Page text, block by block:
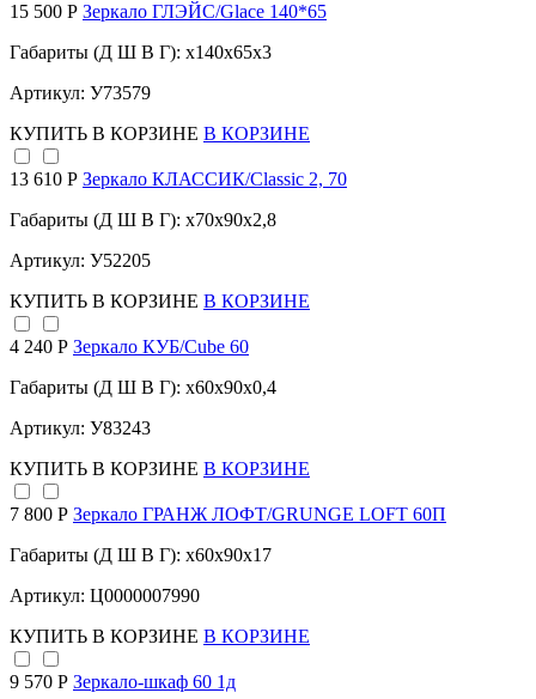
15 500 Р Зеркало ГЛЭЙС/Glace 140*65
Габариты (Д Ш В Г): x140x65x3
Артикул: У73579
КУПИТЬ В КОРЗИНЕ В КОРЗИНЕ
13 610 Р Зеркало КЛАССИК/Classic 2, 70
Габариты (Д Ш В Г): x70x90x2,8
Артикул: У52205
КУПИТЬ В КОРЗИНЕ В КОРЗИНЕ
4 240 Р Зеркало КУБ/Cube 60
Габариты (Д Ш В Г): x60x90x0,4
Артикул: У83243
КУПИТЬ В КОРЗИНЕ В КОРЗИНЕ
7 800 Р Зеркало ГРАНЖ ЛОФТ/GRUNGE LOFT 60П
Габариты (Д Ш В Г): x60x90x17
Артикул: Ц0000007990
КУПИТЬ В КОРЗИНЕ В КОРЗИНЕ
9 570 Р Зеркало-шкаф 60 1д